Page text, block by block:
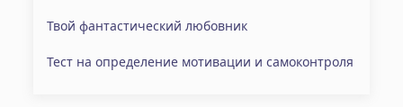
Твой фантастический любовник
Тест на определение мотивации и самоконтроля